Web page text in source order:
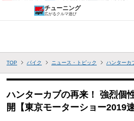
チューニング
広がるクルマ遊び
TOP バイク ニュース・トピック ハンターカ
ハンターカブの再来！ 強烈個
開【東京モーターショー2019速